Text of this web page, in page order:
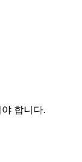
합니다.